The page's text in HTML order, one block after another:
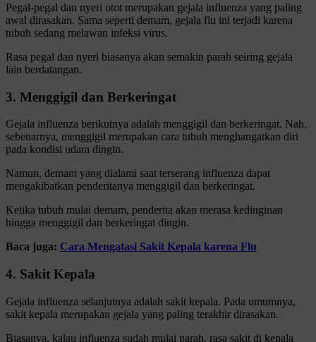
Pegal-pegal dan nyeri otot merupakan gejala influenza yang paling
awal dirasakan. Sama seperti demam, gejala flu ini terjadi karena
tubuh sedang melawan infeksi virus.
Rasa pegal dan nyeri biasanya akan semakin parah seiring gejala
lain berdatangan.
3. Menggigil dan Berkeringat
Gejala influenza berikutnya adalah menggigil dan berkeringat. Nah,
sebenarnya, menggigil merupakan cara tubuh menghangatkan diri
pada kondisi udara dingin.
Namun, demam yang dialami saat terserang influenza dapat
mengakibatkan penderitanya menggigil dan berkeringat.
Ketika tubuh mulai demam, penderita akan merasa kedinginan
hingga menggigil dan berkeringat dingin.
Baca juga: Cara Mengatasi Sakit Kepala karena Flu
4. Sakit Kepala
Gejala influenza selanjutnya adalah sakit kepala. Pada umumnya,
sakit kepala merupakan gejala yang paling terakhir dirasakan.
Biasanya, kalau influenza sudah mulai parah, rasa sakit di kepala